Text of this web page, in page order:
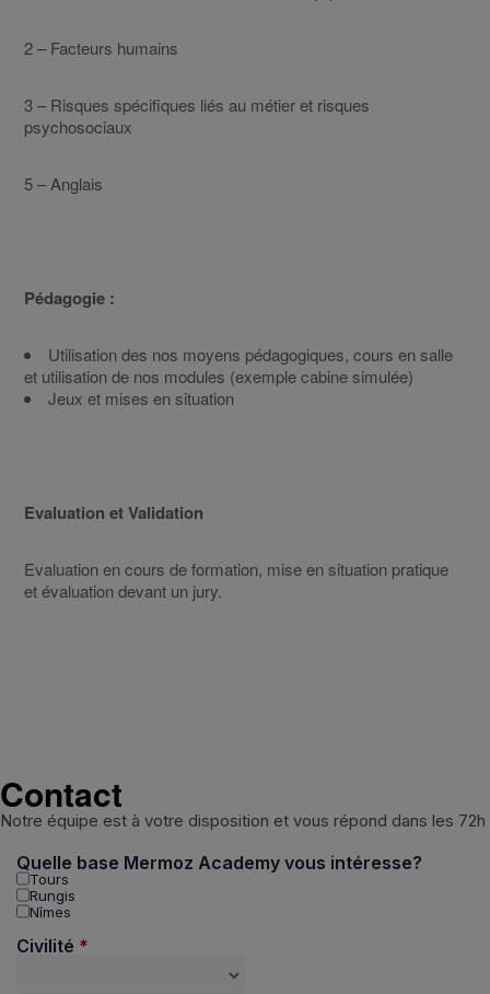
2 – Facteurs humains
3 – Risques spécifiques liés au métier et risques
psychosociaux
5 – Anglais
Pédagogie :
Utilisation des nos moyens pédagogiques, cours en salle
et utilisation de nos modules (exemple cabine simulée)
Jeux et mises en situation
Evaluation et Validation
Evaluation en cours de formation, mise en situation pratique
et évaluation devant un jury.
Contact
Notre équipe est à votre disposition et vous répond dans les 72h
Quelle base Mermoz Academy vous intéresse?
Tours
Rungis
Nîmes
Civilité